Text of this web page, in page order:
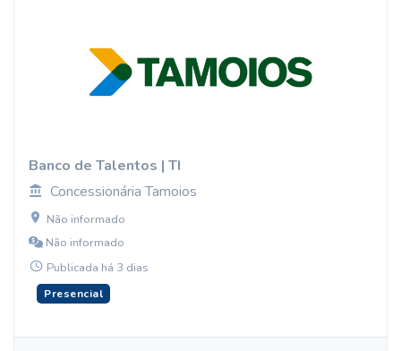
Banco de Talentos | TI
Concessionária Tamoios
Não informado
Não informado
Publicada há 3 dias
Presencial